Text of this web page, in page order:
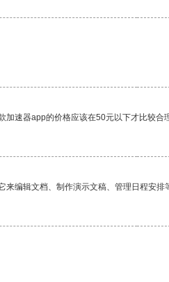
速器app的价格应该在50元以下才比较合
编辑文档、制作演示文稿、管理日程安排